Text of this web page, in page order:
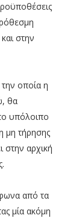
στην
οποία η
θα
υπόλοιπο
μη τήρησης
στην αρχική
από τα
μία ακόμη